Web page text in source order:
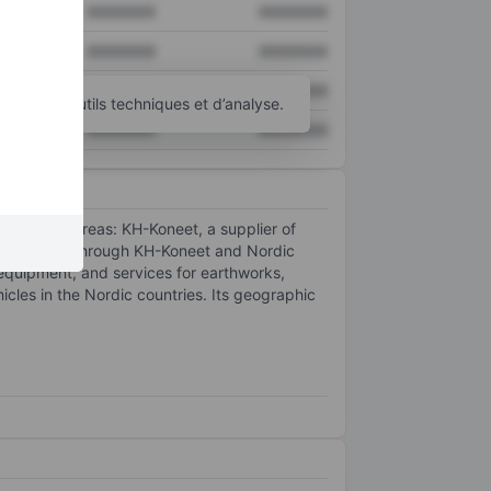
XXXXXXX XXXXXXX
d’autres outils techniques et d’analyse.
areas: KH-Koneet, a supplier of
through KH-Koneet and Nordic
and services for earthworks,
in the Nordic countries. Its geographic